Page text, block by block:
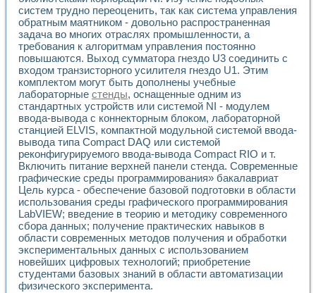
систем трудно переоценить, так как система управления
обратным маятником - довольно распространенная
задача во многих отраслях промышленности, а
требования к алгоритмам управления постоянно
повышаются. Выход сумматора гнездо U3 соединить с
входом транзисторного усилителя гнездо U1. Этим
комплектом могут быть дополнены учебные
лабораторные стенды, оснащенные одним из
стандартных устройств или системой NI - модулем
ввода-вывода с коннекторным блоком, лабораторной
станцией ELVIS, компактной модульной системой ввода-
вывода типа Compact DAQ или системой
реконфигурируемого ввода-вывода Compact RIO и т.
Включить питание верхней панели стенда. Современные
графические среды программирования» бакалавриат
Цель курса - обеспечение базовой подготовки в области
использования среды графического программирования
LabVIEW; введение в теорию и методику современного
сбора данных; получение практических навыков в
области современных методов получения и обработки
экспериментальных данных с использованием
новейших цифровых технологий; приобретение
студентами базовых знаний в области автоматизации
физического эксперимента.